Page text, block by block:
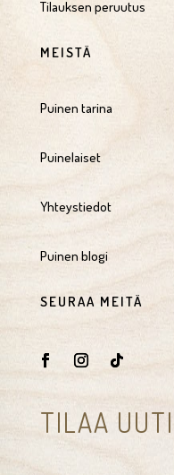
Tilauksen peruutus
MEISTÄ
Puinen tarina
Puinelaiset
Yhteystiedot
Puinen blogi
SEURAA MEITÄ
TILAA